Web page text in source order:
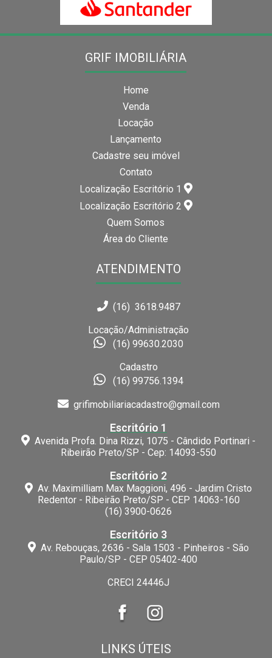
GRIF IMOBILIÁRIA
Home
Venda
Locação
Lançamento
Cadastre seu imóvel
Contato
Localização Escritório 1
Localização Escritório 2
Quem Somos
Área do Cliente
ATENDIMENTO
(16) 3618.9487
Locação/Administração
(16) 99630.2030
Cadastro
(16) 99756.1394
grifimobiliariacadastro@gmail.com
Escritório 1
Avenida Profa. Dina Rizzi, 1075 - Cândido Portinari -
Ribeirão Preto/SP - Cep: 14093-550
Escritório 2
Av. Maximilliam Max Maggioni, 496 - Jardim Cristo
Redentor - Ribeirão Preto/SP - CEP 14063-160
(16) 3900-0626
Escritório 3
Av. Rebouças, 2636 - Sala 1503 - Pinheiros - São
Paulo/SP - CEP 05402-400
CRECI 24446J
LINKS ÚTEIS